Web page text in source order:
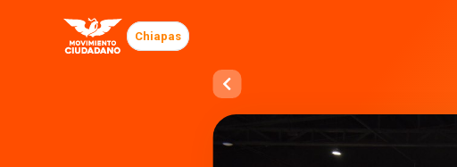
Chiapas